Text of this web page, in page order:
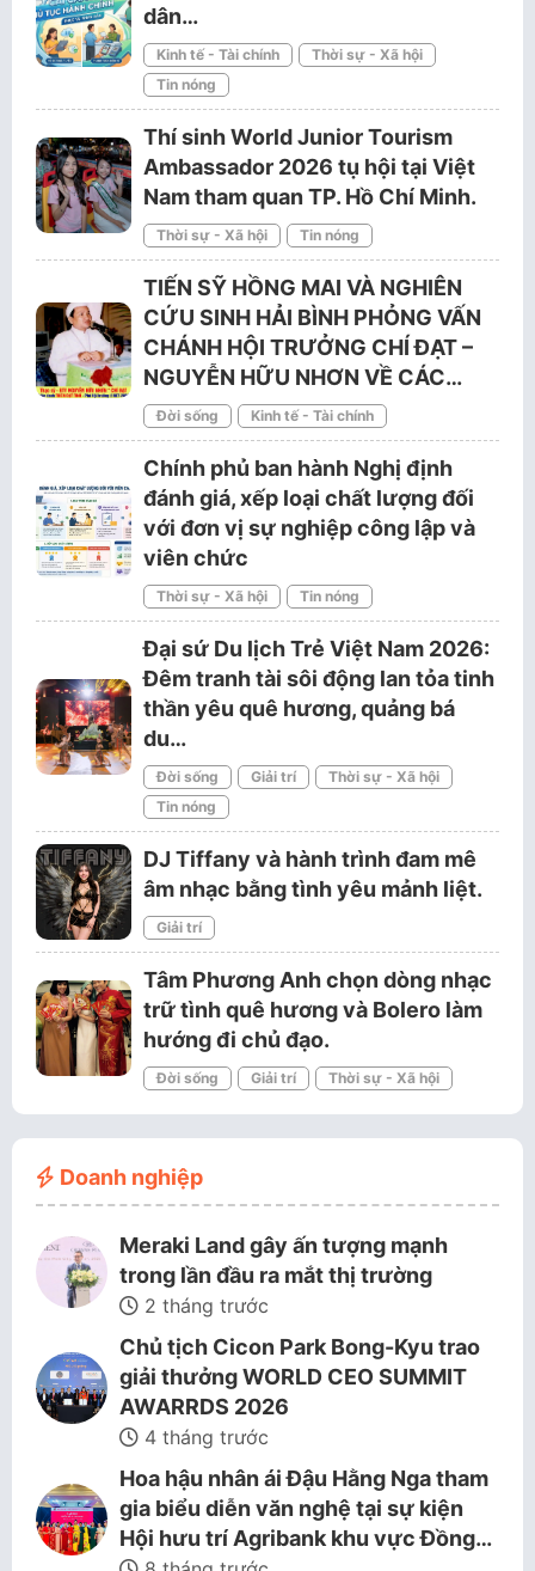
dân…
Kinh tế - Tài chính
Thời sự - Xã hội
Tin nóng
Thí sinh World Junior Tourism
Ambassador 2026 tụ hội tại Việt
Nam tham quan TP. Hồ Chí Minh.
Thời sự - Xã hội Tin nóng
TIẾN SỸ HỒNG MAI VÀ NGHIÊN
CỨU SINH HẢI BÌNH PHỎNG VẤN
CHÁNH HỘI TRƯỞNG CHÍ ĐẠT –
NGUYỄN HỮU NHƠN VỀ CÁC…
Đời sống Kinh tế - Tài chính
Chính phủ ban hành Nghị định
đánh giá, xếp loại chất lượng đối
với đơn vị sự nghiệp công lập và
viên chức
Thời sự - Xã hội Tin nóng
Đại sứ Du lịch Trẻ Việt Nam 2026:
Đêm tranh tài sôi động lan tỏa tinh
thần yêu quê hương, quảng bá
du…
Đời sống Giải trí
Thời sự - Xã hội
Tin nóng
DJ Tiffany và hành trình đam mê
âm nhạc bằng tình yêu mảnh liệt.
Giải trí
Tâm Phương Anh chọn dòng nhạc
trữ tình quê hương và Bolero làm
hướng đi chủ đạo.
Đời sống Giải trí Thời sự - Xã hội
Doanh nghiệp
Meraki Land gây ấn tượng mạnh
trong lần đầu ra mắt thị trường
2 tháng trước
Chủ tịch Cicon Park Bong-Kyu trao
giải thưởng WORLD CEO SUMMIT
AWARRDS 2026
4 tháng trước
Hoa hậu nhân ái Đậu Hằng Nga tham
gia biểu diễn văn nghệ tại sự kiện
Hội hưu trí Agribank khu vực Đồng…